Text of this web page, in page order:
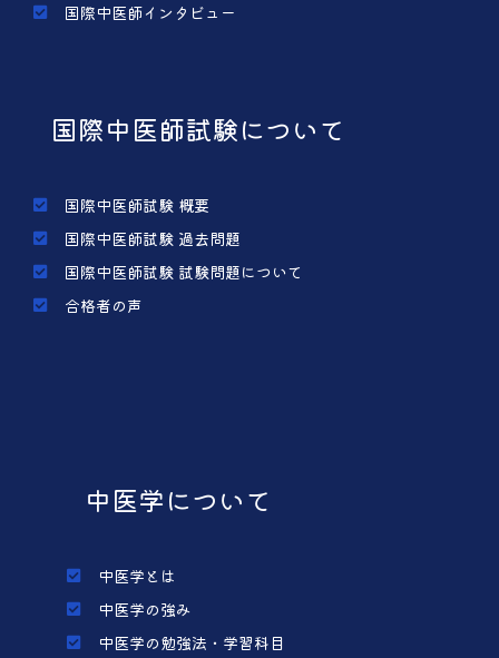
国際中医師インタビュー
国際中医師試験について
国際中医師試験 概要
国際中医師試験 過去問題
国際中医師試験 試験問題について
合格者の声
中医学について
中医学とは
中医学の強み
中医学の勉強法・学習科目